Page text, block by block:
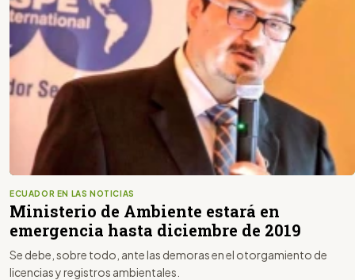
ECUADOR EN LAS NOTICIAS
Ministerio de Ambiente estará en
emergencia hasta diciembre de 2019
Se debe, sobre todo, ante las demoras en el otorgamiento de
licencias y registros ambientales.